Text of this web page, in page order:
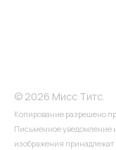
© 2026 Мисс Титс.
Копирование разрешено
Письменное уведомление
изображения